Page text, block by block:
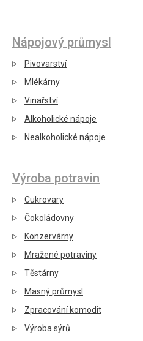
Nápojový průmysl
Pivovarství
Mlékárny
Vinařství
Alkoholické nápoje
Nealkoholické nápoje
Výroba potravin
Cukrovary
Čokoládovny
Konzervárny
Mražené potraviny
Těstárny
Masný průmysl
Zpracování komodit
Výroba sýrů